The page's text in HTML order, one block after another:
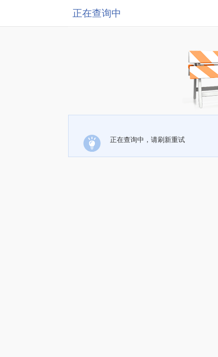
正在查询中
正在查询中，请刷新重试